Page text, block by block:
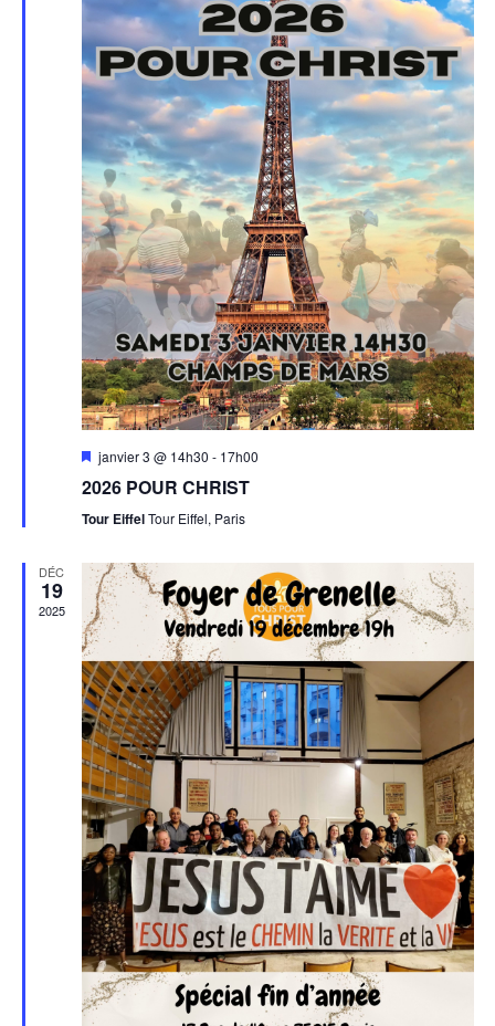
Mis
avant
janvier 3 @ 14h30 - 17h00
2026 POUR CHRIST
Tour EiffelTour Eiffel, Paris
DÉC
19
2025